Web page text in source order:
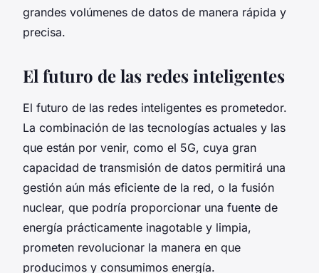
grandes volúmenes de datos de manera rápida y
precisa.
El futuro de las redes inteligentes
El futuro de las redes inteligentes es prometedor.
La combinación de las tecnologías actuales y las
que están por venir, como el 5G, cuya gran
capacidad de transmisión de datos permitirá una
gestión aún más eficiente de la red, o la fusión
nuclear, que podría proporcionar una fuente de
energía prácticamente inagotable y limpia,
prometen revolucionar la manera en que
producimos y consumimos energía.